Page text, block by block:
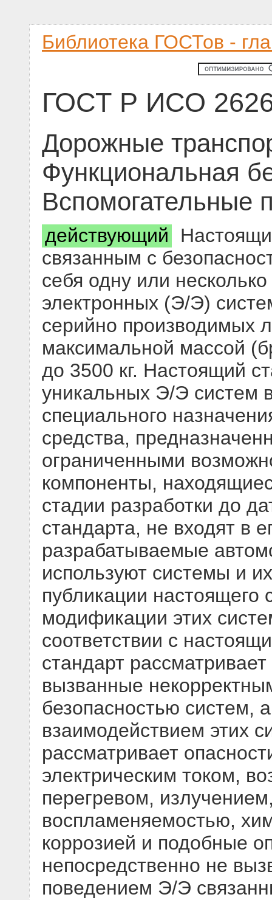
Библиотека ГОСТов -
ГОСТ Р ИСО
Дорожные
Функциональная
Вспомогательные
действующий
связанным с
себя одну или
электронных (Э/Э)
серийно производимых
максимальной массой
до 3500 кг. Настоящий
уникальных Э/Э систем
специального
средства,
ограниченными
компоненты,
стадии разработки до
стандарта, не входят в
разрабатываемые
используют системы и
публикации настоящего
модификации этих
соответствии с
стандарт
вызванные
безопасностью систем,
взаимодействием этих
рассматривает
электрическим током,
перегревом,
воспламеняемостью,
коррозией и подобные
непосредственно не
поведением Э/Э